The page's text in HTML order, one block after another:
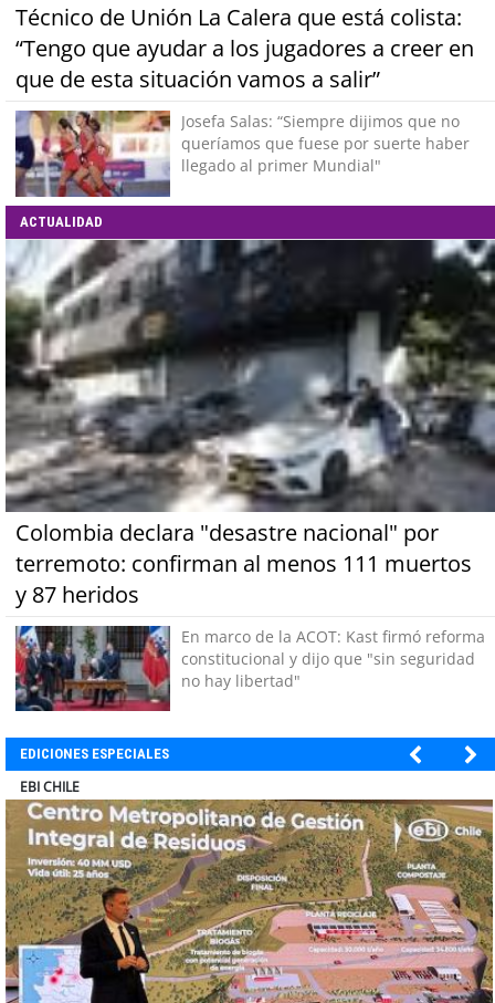
Técnico de Unión La Calera que está colista:
“Tengo que ayudar a los jugadores a creer en
que de esta situación vamos a salir”
Josefa Salas: “Siempre dijimos que no
queríamos que fuese por suerte haber
llegado al primer Mundial"
ACTUALIDAD
Colombia declara "desastre nacional" por
terremoto: confirman al menos 111 muertos
y 87 heridos
En marco de la ACOT: Kast firmó reforma
constitucional y dijo que "sin seguridad
no hay libertad"
EDICIONES ESPECIALES
SOPRAVAL